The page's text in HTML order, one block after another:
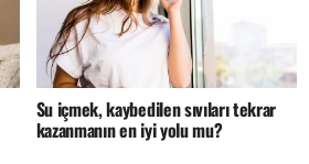
Su içmek, kaybedilen sıvıları tekrar
kazanmanın en iyi yolu mu?